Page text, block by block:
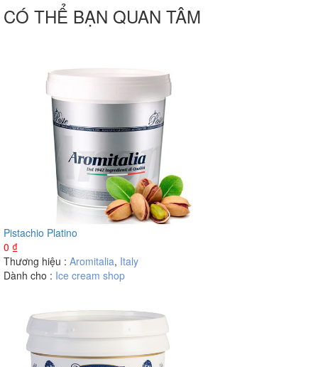
CÓ THỂ BẠN QUAN TÂM
Pistachio Platino
0 ₫
Thương hiệu : Aromitalia, Italy
Dành cho : Ice cream shop